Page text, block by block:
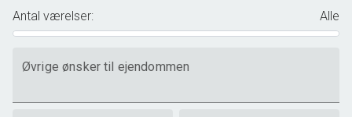
Antal værelser: Alle
Øvrige ønsker til ejendommen